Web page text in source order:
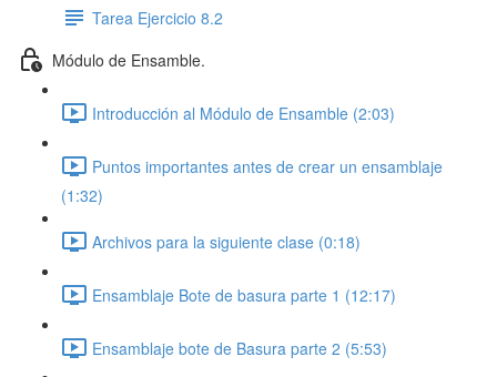
Tarea Ejercicio 8.2
Módulo de Ensamble.
Introducción al Módulo de Ensamble (2:03)
Puntos importantes antes de crear un ensamblaje
(1:32)
Archivos para la siguiente clase (0:18)
Ensamblaje Bote de basura parte 1 (12:17)
Ensamblaje bote de Basura parte 2 (5:53)